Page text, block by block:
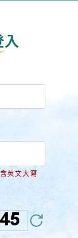
入
英文大寫